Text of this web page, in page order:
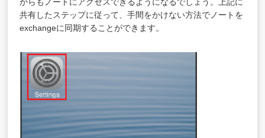
共有したステップに従って、手間をかけない方法でノートを
exchangeに同期することができます。